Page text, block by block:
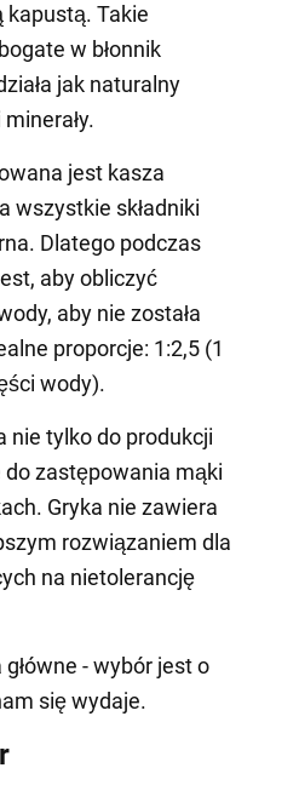
kapustą. Takie
w błonnik
jak naturalny
jest kasza
wszystkie składniki
Dlatego podczas
aby obliczyć
aby nie została
proporcje: 1:2,5 (1
wody).
nie tylko do produkcji
zastępowania mąki
Gryka nie zawiera
rozwiązaniem dla
na nietolerancję
główne - wybór jest o
się wydaje.